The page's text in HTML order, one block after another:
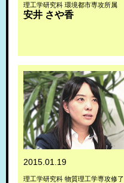
理工学研究科 環境都市専攻所属
安井 さや香
2015.01.19
理工学研究科 物質理工学専攻修了